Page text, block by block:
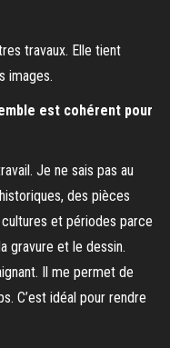
travaux. Elle tient
images.
est cohérent pour
Je ne sais pas au
des pièces
et périodes parce
gravure et le dessin.
Il me permet de
C’est idéal pour rendre